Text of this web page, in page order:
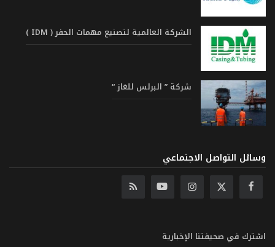
الشركة العالمية لتصنيع مهمات الحفر ( IDM )
شركة ” البرلس للغاز “
وسائل التواصل الاجتماعي
اشترك في صحيفتنا الإخبارية